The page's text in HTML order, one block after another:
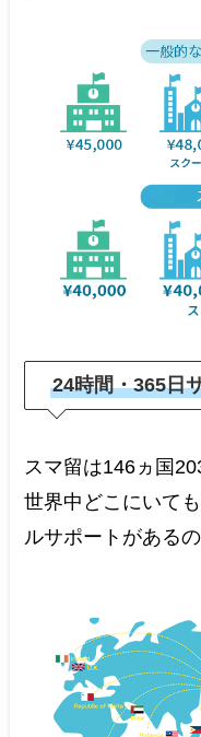
24時間・365日
スマ留は146ヵ国
世界中どこにいて
ルサポートがある